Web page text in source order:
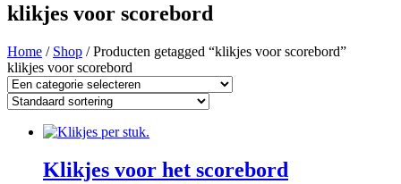
klikjes voor scorebord
Home / Shop / Producten getagged “klikjes voor scorebord”
klikjes voor scorebord
Klikjes voor het scorebord